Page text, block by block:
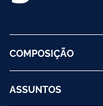
COMPOSIÇÃO
ASSUNTOS